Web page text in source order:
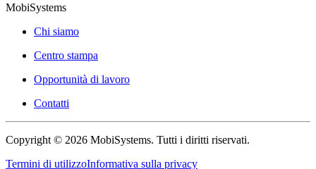
MobiSystems
Chi siamo
Centro stampa
Opportunità di lavoro
Contatti
Copyright © 2026 MobiSystems. Tutti i diritti riservati.
Termini di utilizzoInformativa sulla privacy